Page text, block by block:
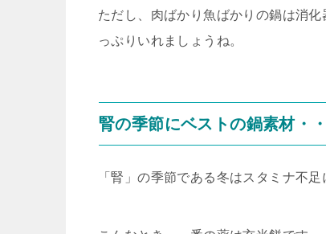
ただし、肉ばかり魚ばかりの鍋は消
っぷりいれましょうね。
腎の季節にベストの鍋素材・
「腎」の季節である冬はスタミナ不